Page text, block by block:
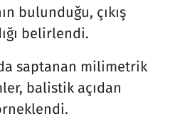
bulunduğu, çıkış
belirlendi.
saptanan milimetrik
balistik açıdan